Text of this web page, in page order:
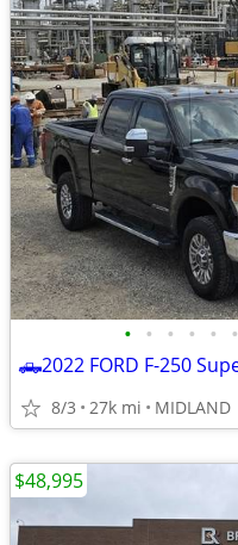
• • • • • •
8/3 27k mi MIDLAND
$48,995